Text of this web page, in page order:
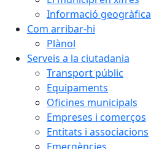
Informació geogràfica
Com arribar-hi
Plànol
Serveis a la ciutadania
Transport públic
Equipaments
Oficines municipals
Empreses i comerços
Entitats i associacions